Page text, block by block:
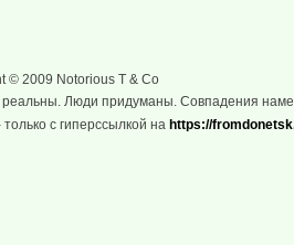
© 2009 Notorious T & Co
Люди придуманы. Совпадения
с гиперссылкой на https://